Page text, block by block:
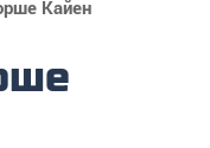
Кайен